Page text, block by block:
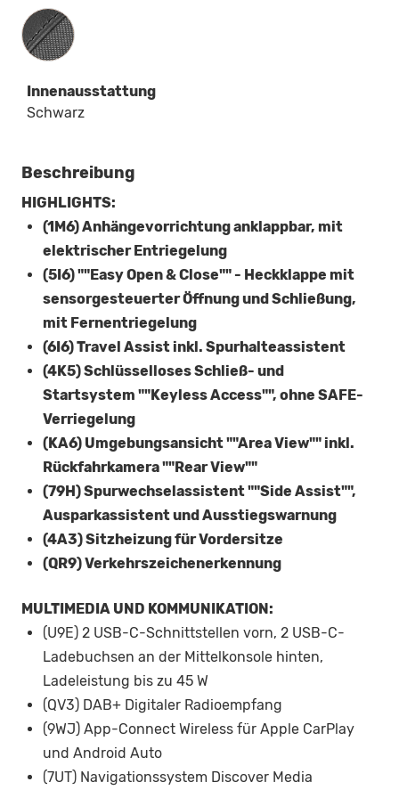
Innenausstattung
Innenausstattung
Schwarz
Beschreibung
HIGHLIGHTS:
(1M6) Anhängevorrichtung anklappbar, mit
elektrischer Entriegelung
(5I6) ""Easy Open & Close"" - Heckklappe mit
sensorgesteuerter Öffnung und Schließung,
mit Fernentriegelung
(6I6) Travel Assist inkl. Spurhalteassistent
(4K5) Schlüsselloses Schließ- und
Startsystem ""Keyless Access"", ohne SAFE-
Verriegelung
(KA6) Umgebungsansicht ""Area View"" inkl.
Rückfahrkamera ""Rear View""
(79H) Spurwechselassistent ""Side Assist"",
Ausparkassistent und Ausstiegswarnung
(4A3) Sitzheizung für Vordersitze
(QR9) Verkehrszeichenerkennung
MULTIMEDIA UND KOMMUNIKATION:
(U9E) 2 USB-C-Schnittstellen vorn, 2 USB-C-
Ladebuchsen an der Mittelkonsole hinten,
Ladeleistung bis zu 45 W
(QV3) DAB+ Digitaler Radioempfang
(9WJ) App-Connect Wireless für Apple CarPlay
und Android Auto
(7UT) Navigationssystem Discover Media